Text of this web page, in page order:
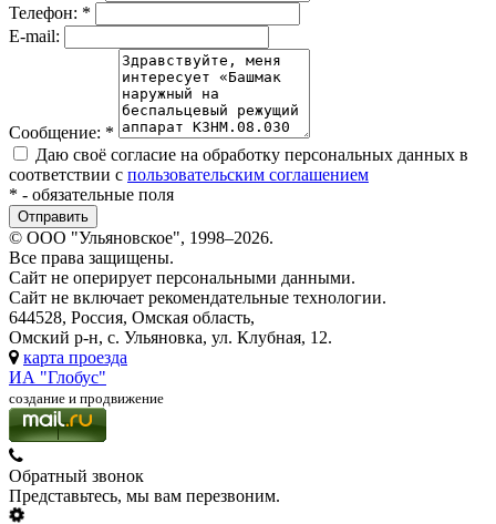
Телефон: *
E-mail:
Сообщение: *
Даю своё согласие на обработку персональных данных в
соответствии с пользовательским соглашением
* - обязательные поля
© ООО "Ульяновское", 1998–2026.
Все права защищены.
Сайт не оперирует персональными данными.
Сайт не включает рекомендательные технологии.
644528, Россия, Омская область,
Омский р-н, с. Ульяновка, ул. Клубная, 12.
карта проезда
ИА "Глобус"
создание и продвижение
Обратный звонок
Представьтесь, мы вам перезвоним.